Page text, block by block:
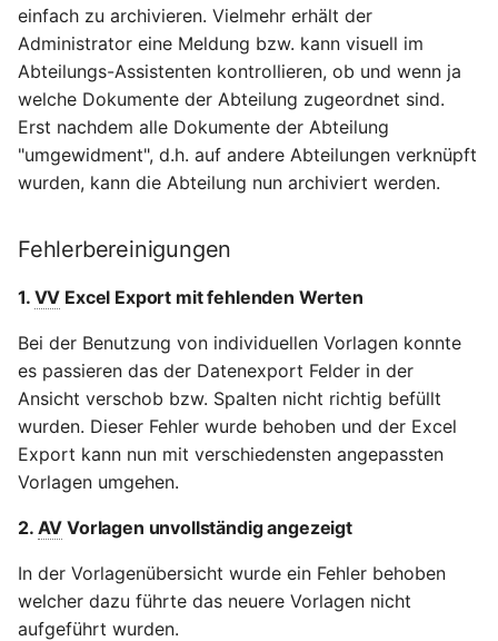
einfach zu archivieren. Vielmehr erhält der
Administrator eine Meldung bzw. kann visuell im
Abteilungs-Assistenten kontrollieren, ob und wenn ja
welche Dokumente der Abteilung zugeordnet sind.
Erst nachdem alle Dokumente der Abteilung
"umgewidment", d.h. auf andere Abteilungen verknüpft
wurden, kann die Abteilung nun archiviert werden.
Fehlerbereinigungen
1. VV Excel Export mit fehlenden Werten
Bei der Benutzung von individuellen Vorlagen konnte
es passieren das der Datenexport Felder in der
Ansicht verschob bzw. Spalten nicht richtig befüllt
wurden. Dieser Fehler wurde behoben und der Excel
Export kann nun mit verschiedensten angepassten
Vorlagen umgehen.
2. AV Vorlagen unvollständig angezeigt
In der Vorlagenübersicht wurde ein Fehler behoben
welcher dazu führte das neuere Vorlagen nicht
aufgeführt wurden.